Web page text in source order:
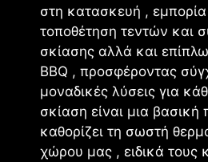
στη κατασκευή , εμπορία
τοποθέτηση τεντών και
σκίασης αλλά και
BBQ , προσφέροντας
μοναδικές λύσεις για
σκίαση είναι μια
καθορίζει τη σωστή
χώρου μας , ειδικά τους